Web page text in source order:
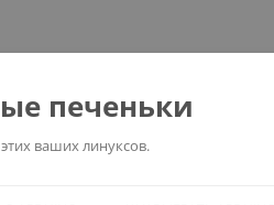
печеньки
ваших линуксов.